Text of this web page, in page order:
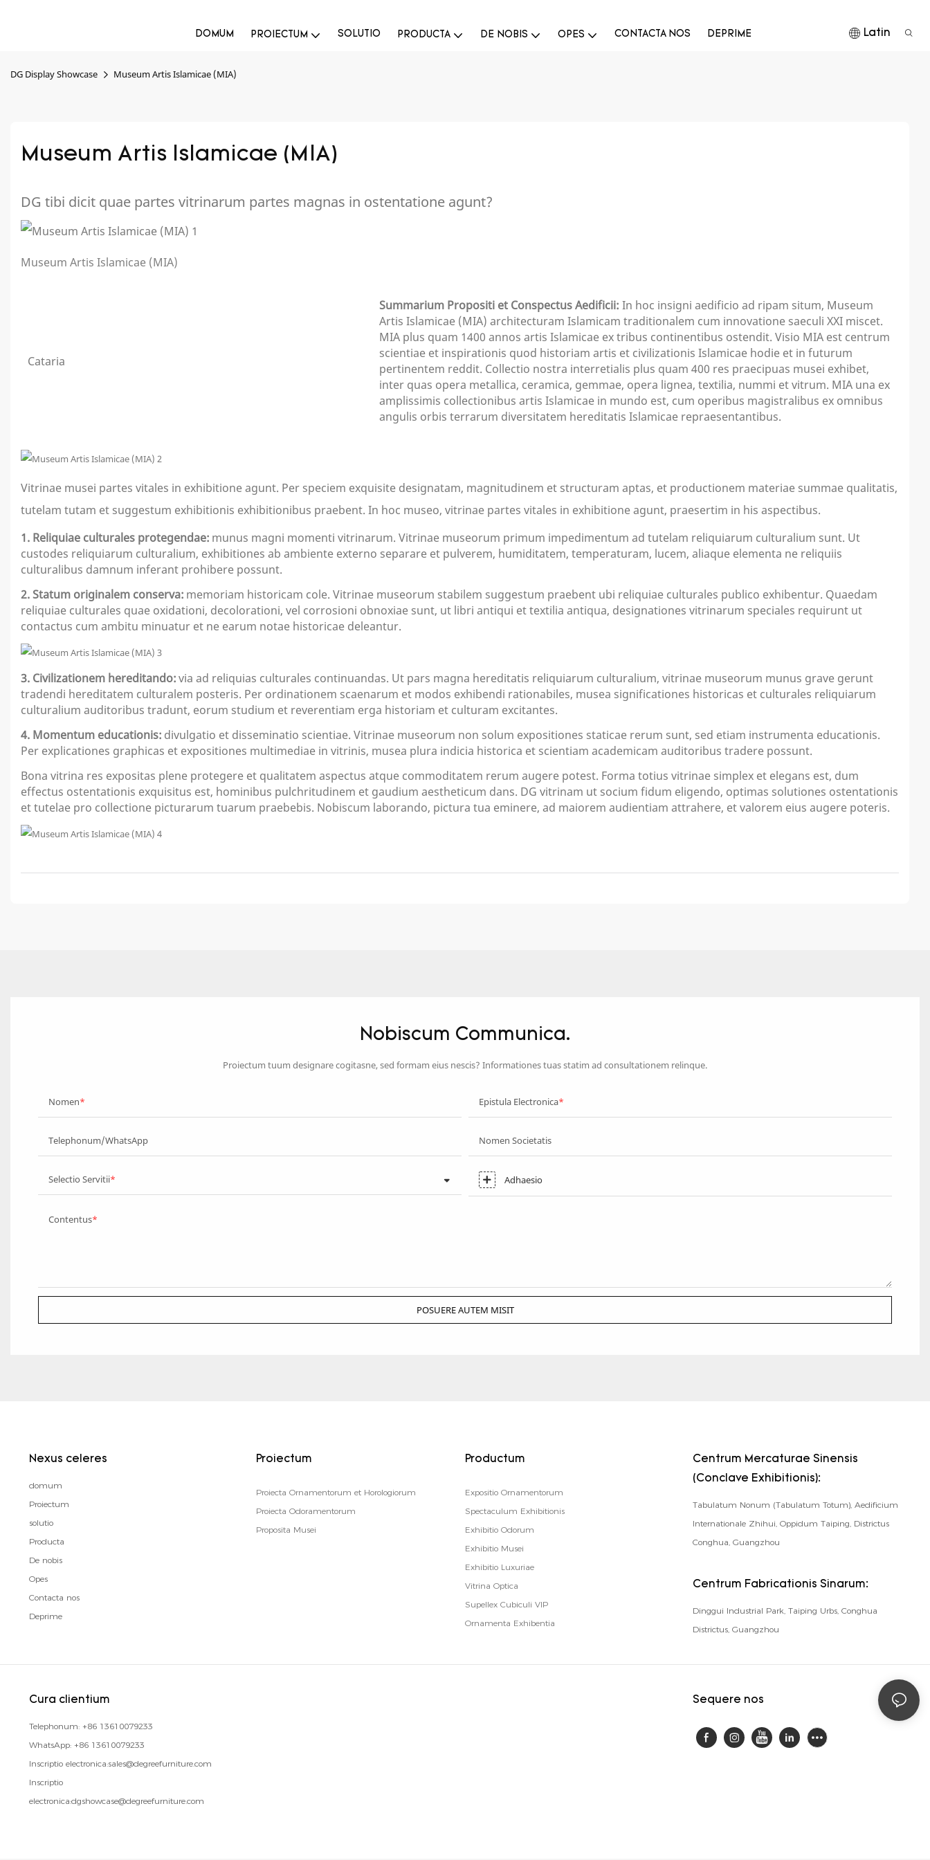
DOMUM PROIECTUM SOLUTIO PRODUCTA DE NOBIS OPES CONTACTA NOS DEPRIME Latin
DG Display Showcase Museum Artis Islamicae (MIA)
Museum Artis Islamicae (MIA)
DG tibi dicit quae partes vitrinarum partes magnas in ostentatione agunt?
Museum Artis Islamicae (MIA)
Cataria
Summarium Propositi et Conspectus Aedificii: In hoc insigni aedificio ad ripam situm, Museum
Artis Islamicae (MIA) architecturam Islamicam traditionalem cum innovatione saeculi XXI miscet.
MIA plus quam 1400 annos artis Islamicae ex tribus continentibus ostendit. Visio MIA est centrum
scientiae et inspirationis quod historiam artis et civilizationis Islamicae hodie et in futurum
pertinentem reddit. Collectio nostra interretialis plus quam 400 res praecipuas musei exhibet,
inter quas opera metallica, ceramica, gemmae, opera lignea, textilia, nummi et vitrum. MIA una ex
amplissimis collectionibus artis Islamicae in mundo est, cum operibus magistralibus ex omnibus
angulis orbis terrarum diversitatem hereditatis Islamicae repraesentantibus.
Vitrinae musei partes vitales in exhibitione agunt. Per speciem exquisite designatam, magnitudinem et structuram aptas, et productionem materiae summae qualitatis,
tutelam tutam et suggestum exhibitionis exhibitionibus praebent. In hoc museo, vitrinae partes vitales in exhibitione agunt, praesertim in his aspectibus.
1. Reliquiae culturales protegendae: munus magni momenti vitrinarum. Vitrinae museorum primum impedimentum ad tutelam reliquiarum culturalium sunt. Ut
custodes reliquiarum culturalium, exhibitiones ab ambiente externo separare et pulverem, humiditatem, temperaturam, lucem, aliaque elementa ne reliquiis
culturalibus damnum inferant prohibere possunt.
2. Statum originalem conserva: memoriam historicam cole. Vitrinae museorum stabilem suggestum praebent ubi reliquiae culturales publico exhibentur. Quaedam
reliquiae culturales quae oxidationi, decolorationi, vel corrosioni obnoxiae sunt, ut libri antiqui et textilia antiqua, designationes vitrinarum speciales requirunt ut
contactus cum ambitu minuatur et ne earum notae historicae deleantur.
3. Civilizationem hereditando:via ad reliquias culturales continuandas. Ut pars magna hereditatis reliquiarum culturalium, vitrinae museorum munus grave gerunt
tradendi hereditatem culturalem posteris. Per ordinationem scaenarum et modos exhibendi rationabiles, musea significationes historicas et culturales reliquiarum
culturalium auditoribus tradunt, eorum studium et reverentiam erga historiam et culturam excitantes.
4. Momentum educationis: divulgatio et disseminatio scientiae. Vitrinae museorum non solum expositiones staticae rerum sunt, sed etiam instrumenta educationis.
Per explicationes graphicas et expositiones multimediae in vitrinis, musea plura indicia historica et scientiam academicam auditoribus tradere possunt.
Bona vitrina res expositas plene protegere et qualitatem aspectus atque commoditatem rerum augere potest. Forma totius vitrinae simplex et elegans est, dum
effectus ostentationis exquisitus est, hominibus pulchritudinem et gaudium aestheticum dans. DG vitrinam ut socium fidum eligendo, optimas solutiones ostentationis
et tutelae pro collectione picturarum tuarum praebebis. Nobiscum laborando, pictura tua eminere, ad maiorem audientiam attrahere, et valorem eius augere poteris.
Nobiscum Communica.
Proiectum tuum designare cogitasne, sed formam eius nescis? Informationes tuas statim ad consultationem relinque.
Nomen Epistula Electronica
Telephonum/WhatsApp Nomen Societatis
Selectio Servitii Adhaesio
Contentus
POSUERE AUTEM MISIT
Nexus celeres
domum
Proiectum
solutio
Producta
De nobis
Opes
Contacta nos
Deprime
Proiectum
Proiecta Ornamentorum et Horologiorum
Proiecta Odoramentorum
Proposita Musei
Productum
Expositio Ornamentorum
Spectaculum Exhibitionis
Exhibitio Odorum
Exhibitio Musei
Exhibitio Luxuriae
Vitrina Optica
Supellex Cubiculi VIP
Ornamenta Exhibentia
Centrum Mercaturae Sinensis
(Conclave Exhibitionis):
Tabulatum Nonum (Tabulatum Totum), Aedificium
Internationale Zhihui, Oppidum Taiping, Districtus
Conghua, Guangzhou
Centrum Fabricationis Sinarum:
Dinggui Industrial Park, Taiping Urbs, Conghua
Districtus, Guangzhou
Cura clientium
Telephonum: +86 13610079233
WhatsApp: +86 13610079233
Inscriptio electronica:sales@degreefurniture.com
Inscriptio
electronica:dgshowcase@degreefurniture.com
Sequere nos